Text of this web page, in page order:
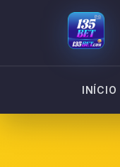
INÍCIO